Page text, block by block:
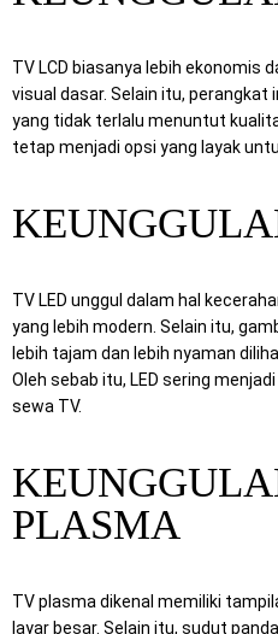
TV LCD biasanya lebih ekonomis
visual dasar. Selain itu, perangkat
yang tidak terlalu menuntut
tetap menjadi opsi yang layak
TV LED unggul dalam hal
yang lebih modern. Selain itu,
lebih tajam dan lebih nyaman
Oleh sebab itu, LED sering
sewa TV.
PLASMA
TV plasma dikenal memiliki
layar besar. Selain itu, sudut